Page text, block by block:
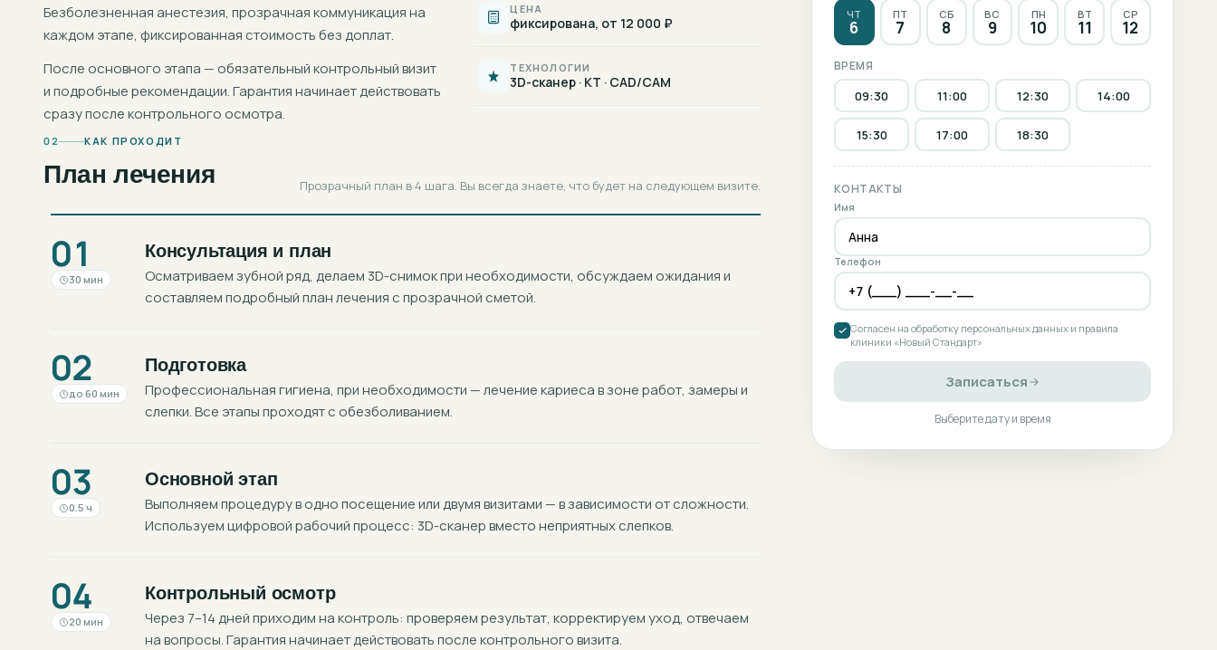
Безболезненная анестезия, прозрачная коммуникация на
каждом этапе, фиксированная стоимость без доплат.
После основного этапа — обязательный контрольный визит
и подробные рекомендации. Гарантия начинает действовать
сразу после контрольного осмотра.
ЦЕНА
фиксирована, от 12 000 ₽
ТЕХНОЛОГИИ
3D-сканер · КТ · CAD/CAM
02 КАК ПРОХОДИТ
План лечения Прозрачный план в 4 шага. Вы всегда знаете, что будет на следующем визите.
01
30 мин
Консультация и план
Осматриваем зубной ряд, делаем 3D-снимок при необходимости, обсуждаем ожидания и
составляем подробный план лечения с прозрачной сметой.
02
до 60 мин
Подготовка
Профессиональная гигиена, при необходимости — лечение кариеса в зоне работ, замеры и
слепки. Все этапы проходят с обезболиванием.
03
0.5 ч
Основной этап
Выполняем процедуру в одно посещение или двумя визитами — в зависимости от сложности.
Используем цифровой рабочий процесс: 3D-сканер вместо неприятных слепков.
04
20 мин
Контрольный осмотр
Через 7–14 дней приходим на контроль: проверяем результат, корректируем уход, отвечаем
на вопросы. Гарантия начинает действовать после контрольного визита.
ЧТ
6
ПТ
7
СБ
8
ВС
9
ПН
10
ВТ
11
СР
12
ВРЕМЯ
09:30 11:00 12:30 14:00
15:30 17:00 18:30
КОНТАКТЫ
Имя
Телефон
Согласен на обработку персональных данных и правила
клиники «Новый Стандарт»
Записаться
Выберите дату и время